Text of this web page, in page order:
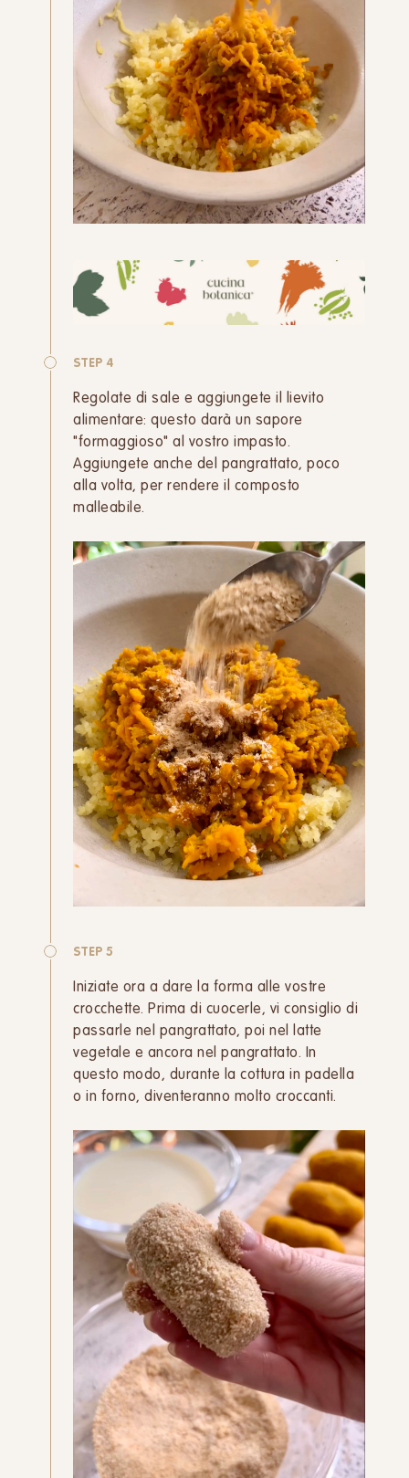
STEP 4
Regolate di sale e aggiungete il lievito
alimentare: questo darà un sapore
"formaggioso" al vostro impasto.
Aggiungete anche del pangrattato, poco
alla volta, per rendere il composto
malleabile.
STEP 5
Iniziate ora a dare la forma alle vostre
crocchette. Prima di cuocerle, vi consiglio di
passarle nel pangrattato, poi nel latte
vegetale e ancora nel pangrattato. In
questo modo, durante la cottura in padella
o in forno, diventeranno molto croccanti.